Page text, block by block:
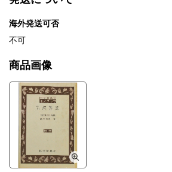
海外発送可否
不可
商品画像